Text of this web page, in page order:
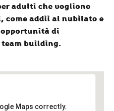
adulti che vogliono
come addii al nubilato e
di
building.
Maps correctly.